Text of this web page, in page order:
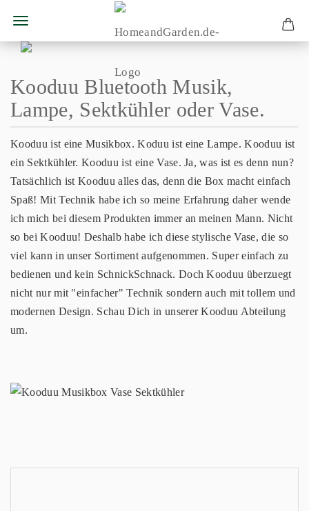
Kooduu Bluetooth Musik,
Lampe, Sektkühler oder Vase.
Kooduu ist eine Musikbox. Koduu ist eine Lampe. Kooduu ist
ein Sektkühler. Kooduu ist eine Vase. Ja, was ist es denn nun?
Tatsächlich ist Kooduu alles das, denn die Box macht einfach
Spaß! Mit Technik habe ich so meine Erfahrung daher wende
ich mich bei diesem Produkten immer an meinen Mann. Nicht
so bei Kooduu! Deshalb habe ich diese stylische Vase, die so
viel kann in unser Sortiment aufgenommen. Super einfach zu
bedienen und kein SchnickSchnack. Doch Kooduu überzuegt
nicht nur mit "einfacher" Technik sondern auch mit tollem und
modernen Design. Schau Dich in unserer Kooduu Abteilung
um.